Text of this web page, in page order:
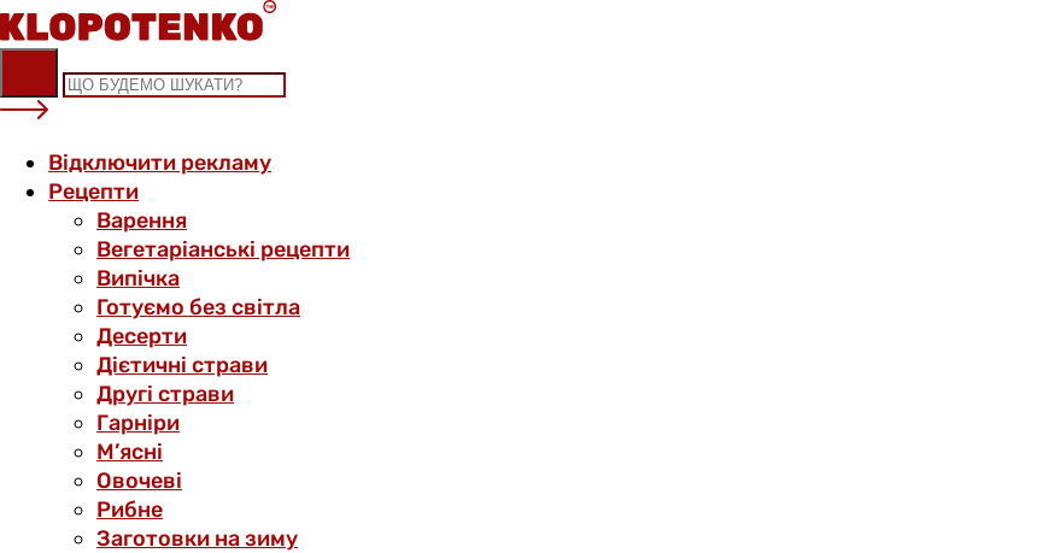
Skip
to
content
Відключити рекламу
Рецепти
Варення
Вегетаріанські рецепти
Випічка
Готуємо без світла
Десерти
Дієтичні страви
Другі страви
Гарніри
М’ясні
Овочеві
Рибне
Заготовки на зиму